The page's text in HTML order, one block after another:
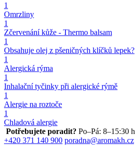
1
Omrzliny
1
Zčervenání kůže - Thermo balsam
1
Obsahuje olej z pšeničných klíčků lepek?
1
Alergická rýma
1
Inhalační tyčinky při alergické rýmě
1
Alergie na roztoče
1
Chladová alergie
Potřebujete poradit? Po–Pá: 8–15:30 h
+420 371 140 900 poradna@aromakh.cz